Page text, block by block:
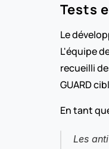
Tests
Le
L'équipe
recueilli
GUARD
En tant
Les